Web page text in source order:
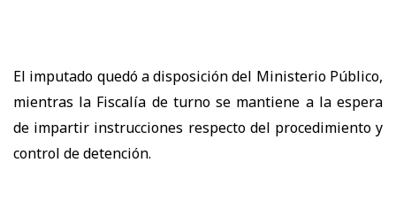
El imputado quedó a disposición del Ministerio Público,
mientras la Fiscalía de turno se mantiene a la espera
de impartir instrucciones respecto del procedimiento y
control de detención.